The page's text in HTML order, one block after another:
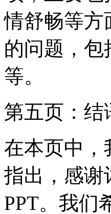
情舒畅等方
的问题，
等。
第五页：结
在本页中，
指出，感谢
PPT。我们